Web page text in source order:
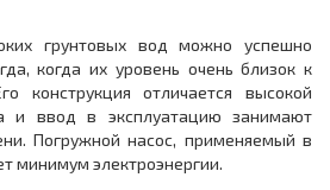
грунтовых вод можно успешно
когда их уровень очень близок к
конструкция отличается высокой
и ввод в эксплуатацию занимают
Погружной насос, применяемый в
минимум электроэнергии.